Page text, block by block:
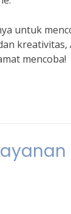
untuk
kreativitas,
mencoba!